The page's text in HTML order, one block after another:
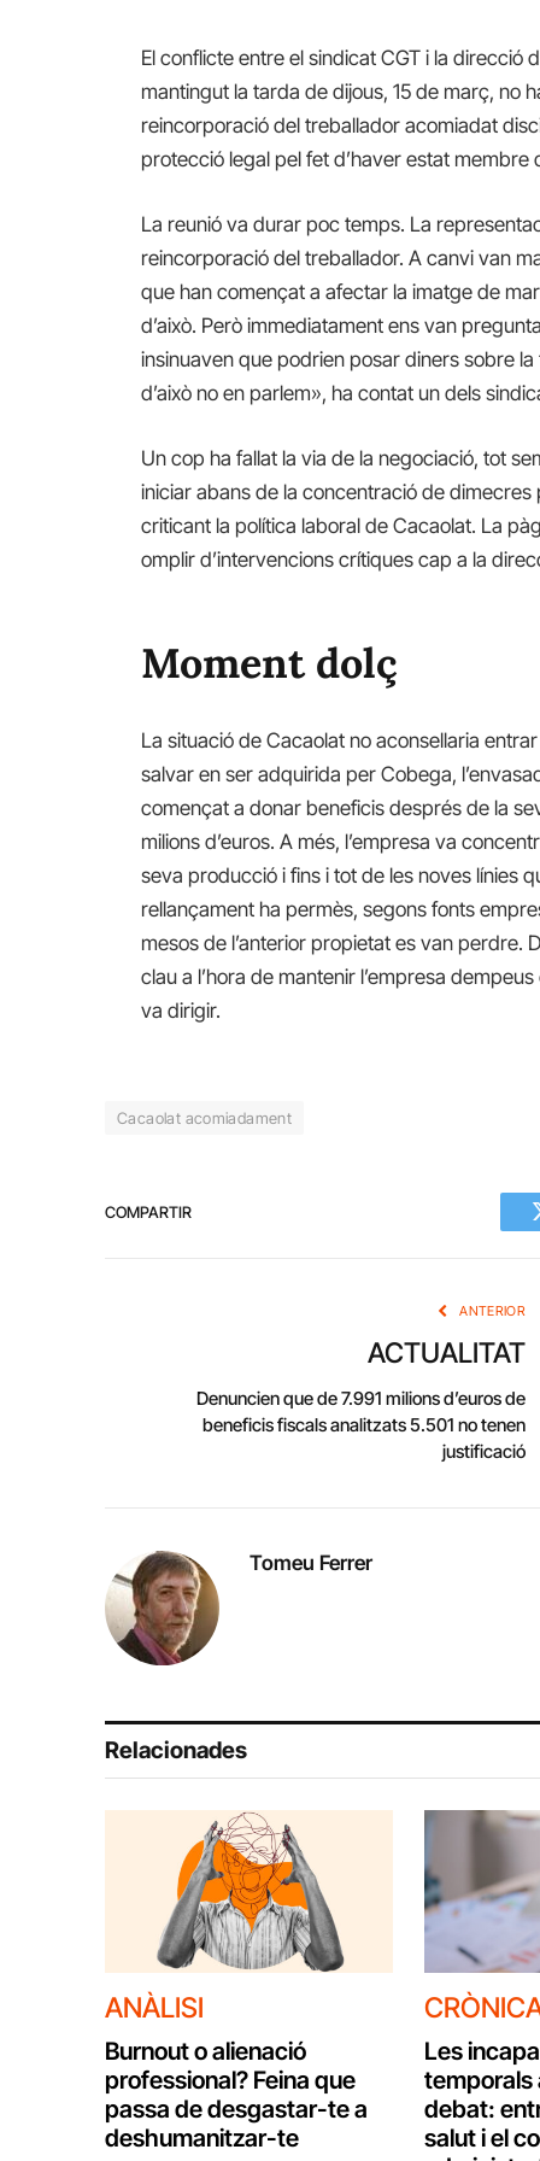
El conflicte entre el sindicat CGT i la
mantingut la tarda de dijous, 15 de març, no
reincorporació del treballador acomiadat
protecció legal pel fet d’haver estat membre
La reunió va durar poc temps. La
reincorporació del treballador. A canvi van
que han començat a afectar la imatge de
d’això. Però immediatament ens van
insinuaven que podrien posar diners sobre
d’això no en parlem», ha contat un dels
Un cop ha fallat la via de la negociació, tot
iniciar abans de la concentració de
criticant la política laboral de Cacaolat. La
omplir d’intervencions crítiques cap a la
Moment dolç
La situació de Cacaolat no aconsellaria
salvar en ser adquirida per Cobega,
començat a donar beneficis després de la
milions d’euros. A més, l’empresa va
seva producció i fins i tot de les noves línies
rellançament ha permès, segons fonts
mesos de l’anterior propietat es van perdre.
clau a l’hora de mantenir l’empresa
va dirigir.
Cacaolat acomiadament
COMPARTIR
ANTERIOR
ACTUALITAT
Denuncien que de 7.991 milions d’euros de
beneficis fiscals analitzats 5.501 no tenen
justificació
Tomeu Ferrer
Relacionades
ANÀLISI
Burnout o alienació
professional? Feina que
passa de desgastar-te a
deshumanitzar-te
Les
temporals
debat:
salut i el